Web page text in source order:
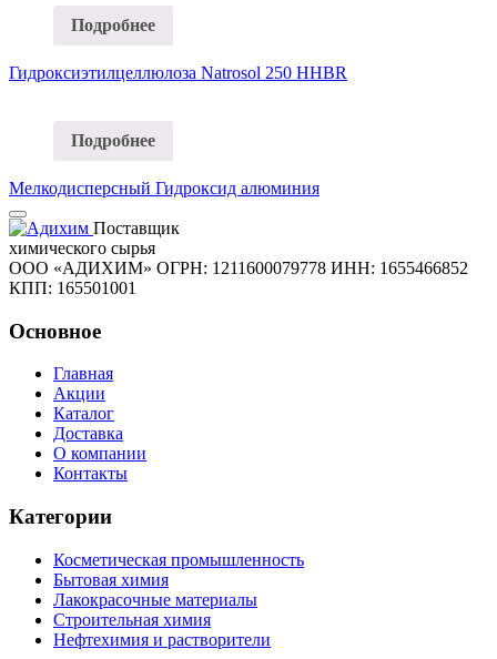
Подробнее
Гидроксиэтилцеллюлоза Natrosol 250 HHBR
Подробнее
Мелкодисперсный Гидроксид алюминия
Поставщик
химического сырья
ООО «АДИХИМ» ОГРН: 1211600079778 ИНН: 1655466852
КПП: 165501001
Основное
Главная
Акции
Каталог
Доставка
О компании
Контакты
Категории
Косметическая промышленность
Бытовая химия
Лакокрасочные материалы
Строительная химия
Нефтехимия и растворители